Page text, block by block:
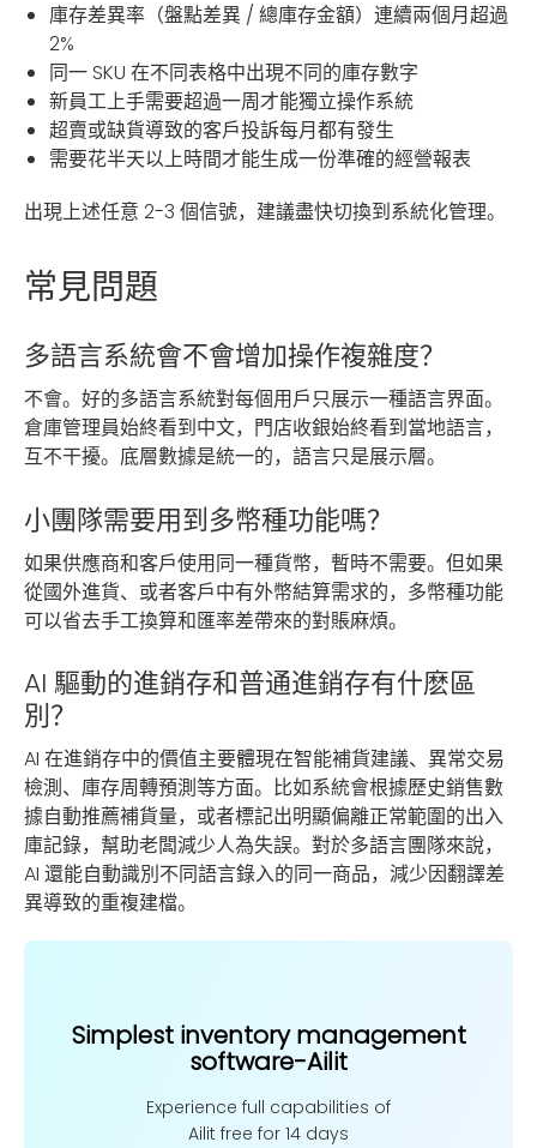
庫存差異率（盤點差異 / 總庫存金額）連續兩個月超過
2%
同一 SKU 在不同表格中出現不同的庫存數字
新員工上手需要超過一周才能獨立操作系統
超賣或缺貨導致的客戶投訴每月都有發生
需要花半天以上時間才能生成一份準確的經營報表
出現上述任意 2-3 個信號，建議盡快切換到系統化管理。
常見問題
多語言系統會不會增加操作複雜度？
不會。好的多語言系統對每個用戶只展示一種語言界面。
倉庫管理員始終看到中文，門店收銀始終看到當地語言，
互不干擾。底層數據是統一的，語言只是展示層。
小團隊需要用到多幣種功能嗎？
如果供應商和客戶使用同一種貨幣，暫時不需要。但如果
從國外進貨、或者客戶中有外幣結算需求的，多幣種功能
可以省去手工換算和匯率差帶來的對賬麻煩。
AI 驅動的進銷存和普通進銷存有什麽區
別？
AI 在進銷存中的價值主要體現在智能補貨建議、異常交易
檢測、庫存周轉預測等方面。比如系統會根據歷史銷售數
據自動推薦補貨量，或者標記出明顯偏離正常範圍的出入
庫記錄，幫助老闆減少人為失誤。對於多語言團隊來說，
AI 還能自動識別不同語言錄入的同一商品，減少因翻譯差
異導致的重複建檔。
Simplest inventory management
software-Ailit
Experience full capabilities of
Ailit free for 14 days